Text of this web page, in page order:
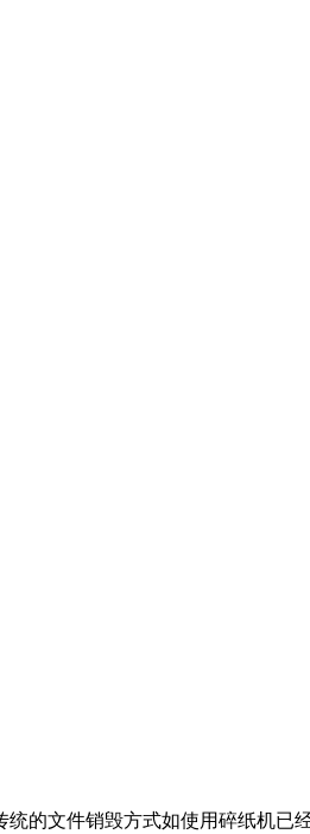
的文件销毁方式如使用碎纸机